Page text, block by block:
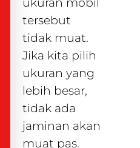
tersebut
tidak muat.
Jika kita pilih
ukuran yang
lebih besar,
tidak ada
jaminan akan
muat pas.